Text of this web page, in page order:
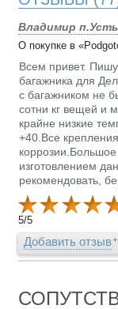
Владимир
О покупке в
Всем привет. Пишу
багажника для
с багажником не
сотни кг вещей и
крайне низкие
+40.Все
изготовлением
рекомендовать,
5/5
Добавить отзыв